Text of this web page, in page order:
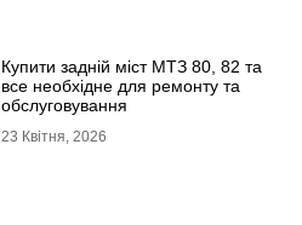
Купити задній міст МТЗ 80, 82 та
все необхідне для ремонту та
обслуговування
23 Квітня, 2026